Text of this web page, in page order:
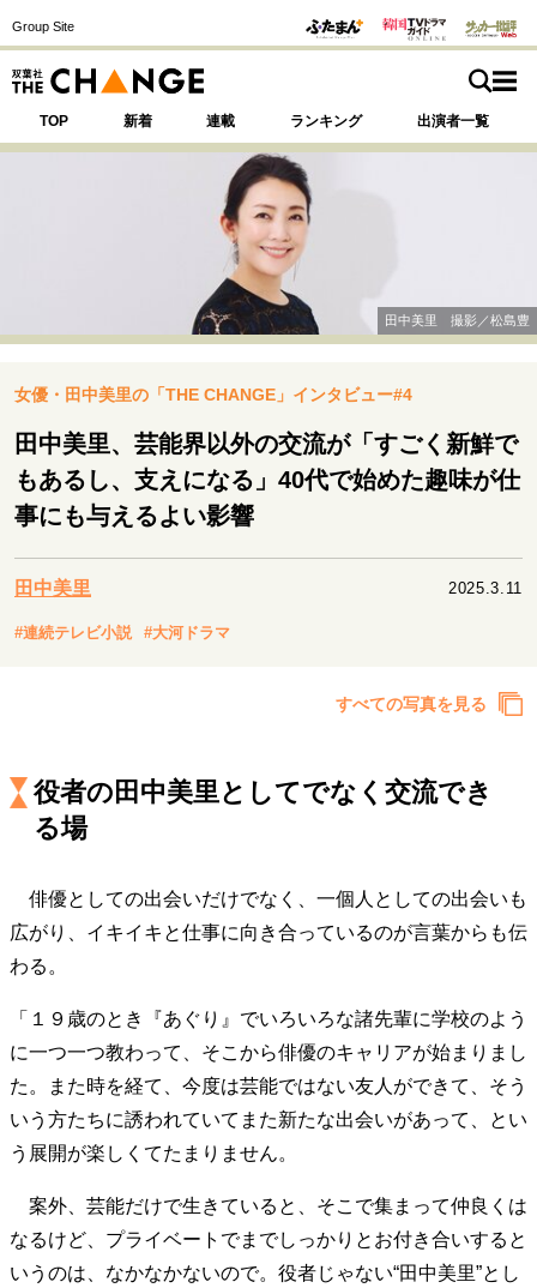
Group Site
TOP 新着 連載 ランキング 出演者一覧
注目の記事テーマで探す
運命を変えた出会い 決断の裏側
挫折からの再起
表現者の葛藤
人生が動いた日 10代の挫折と原点
セカンドキャリアの描き方
夢を掴む選択
リーダーの流儀 変革の原動力
次世代へのバトン
トップが描く未来
マインドセット
重圧との向き合い方 一流のルーティン
20代の現在地
ライフスタイル・生き方
40代からの景色 50代のリアル
美しさの哲学
パートナーとの歩み方
親になるということ
病が教えてくれたこと
移住という選択
私を彩るエッセンス
60代のネクストステージ
70代のグランドデザイン
田中美里 撮影／松島豊
女優・田中美里の「THE CHANGE」インタビュー#4
田中美里、芸能界以外の交流が「すごく新鮮で
もあるし、支えになる」40代で始めた趣味が仕
事にも与えるよい影響
田中美里 2025.3.11
#連続テレビ小説 #大河ドラマ
すべての写真を見る
役者の田中美里としてでなく交流でき
る場
俳優としての出会いだけでなく、一個人としての出会いも
広がり、イキイキと仕事に向き合っているのが言葉からも伝
わる。
「１９歳のとき『あぐり』でいろいろな諸先輩に学校のよう
に一つ一つ教わって、そこから俳優のキャリアが始まりまし
た。また時を経て、今度は芸能ではない友人ができて、そう
いう方たちに誘われていてまた新たな出会いがあって、とい
う展開が楽しくてたまりません。
案外、芸能だけで生きていると、そこで集まって仲良くは
なるけど、プライベートでまでしっかりとお付き合いすると
いうのは、なかなかないので。役者じゃない“田中美里”とし